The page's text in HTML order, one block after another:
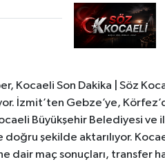
Kocaeli Son Dakika | Söz
İzmit’ten Gebze’ye,
Büyükşehir Belediyesi
doğru şekilde aktarılıyor.
dair maç sonuçları, transfer